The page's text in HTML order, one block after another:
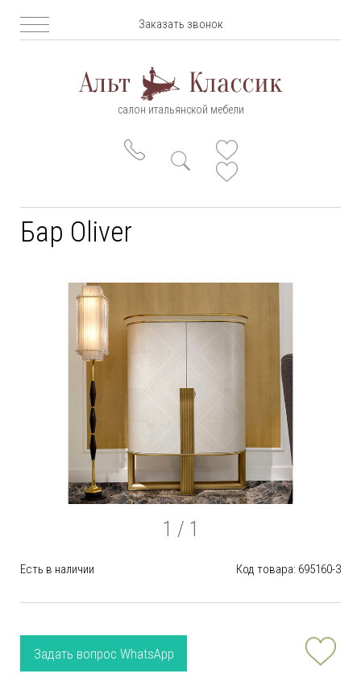
Заказать звонок
салон итальянской мебели
1 / 1
Бар Oliver
Есть в наличии Код товара: 695160-3
Задать вопрос WhatsApp